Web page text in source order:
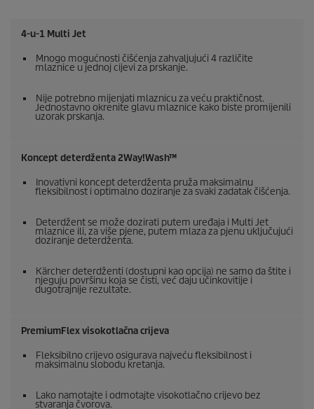
4-u-1 Multi Jet
Mnogo mogućnosti čišćenja zahvaljujući 4 različite
mlaznice u jednoj cijevi za prskanje.
Nije potrebno mijenjati mlaznicu za veću praktičnost.
Jednostavno okrenite glavu mlaznice kako biste promijenili
uzorak prskanja.
Koncept deterdženta 2Way!Wash™
Inovativni koncept deterdženta pruža maksimalnu
fleksibilnost i optimalno doziranje za svaki zadatak čišćenja.
Deterdžent se može dozirati putem uređaja i Multi Jet
mlaznice ili, za više pjene, putem mlaza za pjenu uključujući
doziranje deterdženta.
Kärcher deterdženti (dostupni kao opcija) ne samo da štite i
njeguju površinu koja se čisti, već daju učinkovitije i
dugotrajnije rezultate.
PremiumFlexvisokotlačna crijeva
Fleksibilno crijevo osigurava najveću fleksibilnost i
maksimalnu slobodu kretanja.
Lako namotajte i odmotajte visokotlačno crijevo bez
stvaranja čvorova.